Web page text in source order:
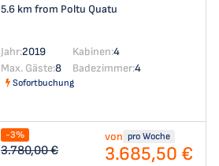
5.6 km from Poltu Quatu
Jahr:2019 Kabinen:4
Max. Gäste:8 Badezimmer:4
Sofortbuchung
-3%
3.780,00 €
von pro Woche
3.685,50 €